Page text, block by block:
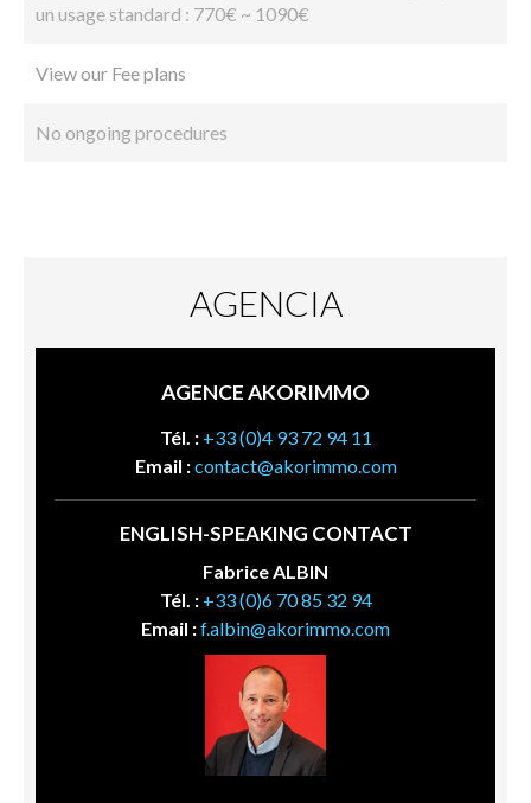
un usage standard : 770€ ~ 1090€
View our Fee plans
No ongoing procedures
AGENCIA
AGENCE AKORIMMO
Tél. : +33 (0)4 93 72 94 11
Email :contact@akorimmo.com
ENGLISH-SPEAKING CONTACT
Fabrice ALBIN
Tél. : +33 (0)6 70 85 32 94
Email :f.albin@akorimmo.com